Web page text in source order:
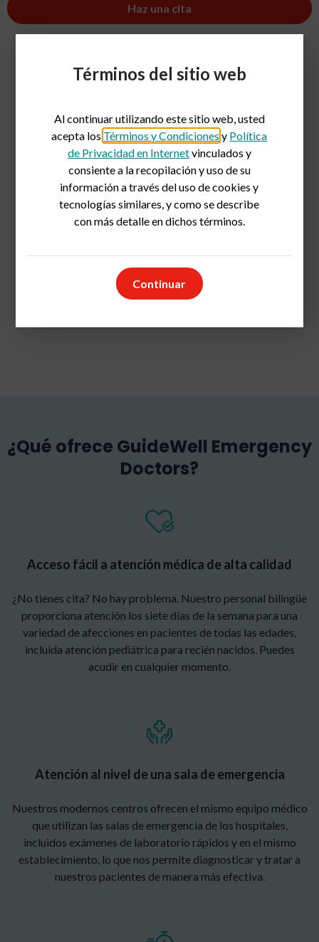
Haz una cita
¿Qué ofrece GuideWell Emergency
Doctors?
Acceso fácil a atención médica de alta calidad
¿No tienes cita? No hay problema. Nuestro personal bilingüe
proporciona atención los siete días de la semana para una
variedad de afecciones en pacientes de todas las edades,
incluida atención pediátrica para recién nacidos. Puedes
acudir en cualquier momento.
Atención al nivel de una sala de emergencia
Nuestros modernos centros ofrecen el mismo equipo médico
que utilizan las salas de emergencia de los hospitales,
incluidos exámenes de laboratorio rápidos y en el mismo
establecimiento, lo que nos permite diagnosticar y tratar a
nuestros pacientes de manera más efectiva.
Términos del sitio web
Al continuar utilizando este sitio web, usted
acepta los Términos y Condiciones y Política
de Privacidad en Internetvinculados y
consiente a la recopilación y uso de su
información a través del uso de cookies y
tecnologías similares, y como se describe
con más detalle en dichos términos.
Continuar